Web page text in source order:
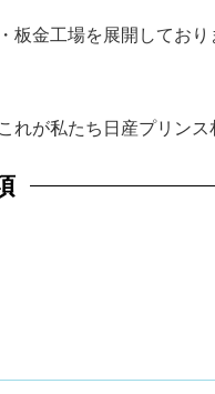
板金工場を展開しており
れが私たち日産プリン